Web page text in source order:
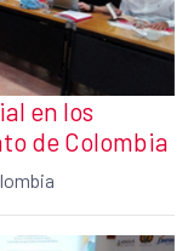
en los
de Colombia